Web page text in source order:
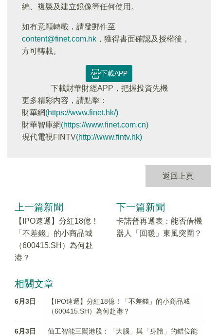
編、複製及建立鏡像等任何使用。
如有意願轉載，請發郵件至
content@finet.com.hk ，獲得書面確認及授權後，
方可轉載。
下載APP
下載財華財經APP，把握投資先機
更多精彩内容，請點擊：
財華網(https://www.finet.hk/)
財華智庫網(https://www.finet.com.cn)
現代電視FINTV(http://www.fintv.hk)
返回上頁
上一篇新聞
【IPO速遞】分紅18億！
「不差錢」的小商品城
（600415.SH）為何赴
港？
下一篇新聞
卡諾普再遞表：能否借機
器人「回暖」東風突圍？
相關文章
6月3日
【IPO速遞】分紅18億！「不差錢」的小商品城
（600415.SH）為何赴港？
6月3日
仙工智能三闖港股：「大腦」與「身體」的錯位能